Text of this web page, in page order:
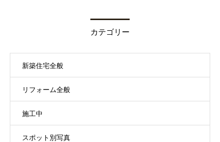
カテゴリー
新築住宅全般
リフォーム全般
施工中
スポット別写真